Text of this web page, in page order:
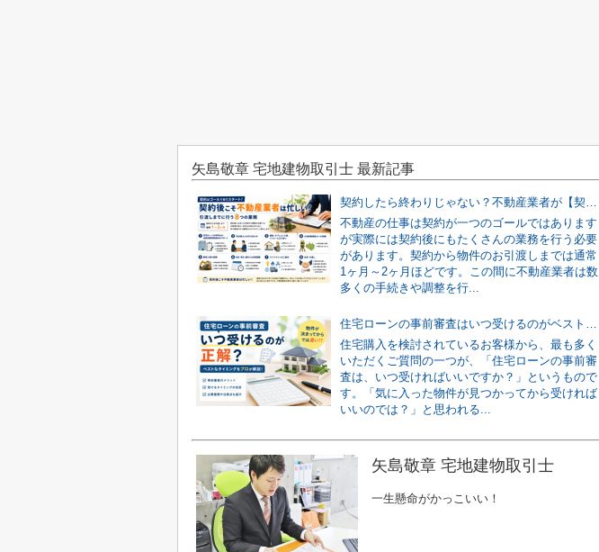
矢島敬章 宅地建物取引士 最新記事
契約したら終わりじゃない？不動産業者が【契約後〜引渡しまで】に行う裏側の仕事
不動産の仕事は契約が一つのゴールではあります
が実際には契約後にもたくさんの業務を行う必要
があります。契約から物件のお引渡しまでは通常
1ヶ月～2ヶ月ほどです。この間に不動産業者は数
多くの手続きや調整を行...
住宅ローンの事前審査はいつ受けるのがベスト？「物件が決まってから」では遅い理由を解説
住宅購入を検討されているお客様から、最も多く
いただくご質問の一つが、「住宅ローンの事前審
査は、いつ受ければいいですか？」というもので
す。「気に入った物件が見つかってから受ければ
いいのでは？」と思われる...
矢島敬章 宅地建物取引士
一生懸命がかっこいい！